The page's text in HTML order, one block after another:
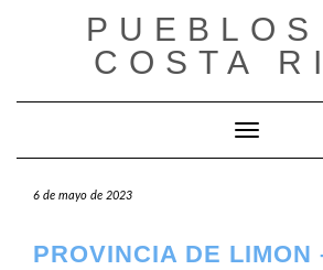
COSTA
Cambiar
6 de mayo de 2023
PROVINCIA DE LIMON